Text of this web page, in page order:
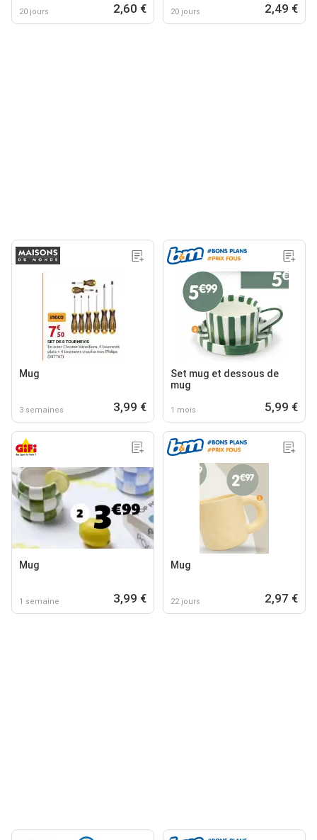
20 jours 2,60 € 20 jours 2,49 €
Mug
3 semaines 3,99 €
Set mug et dessous de
mug
1 mois 5,99 €
Mug
1 semaine 3,99 €
Mug
22 jours 2,97 €